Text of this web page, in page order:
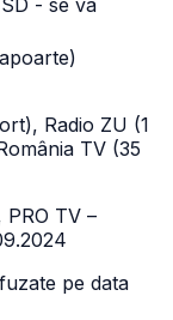
- se va
Radio ZU (1
TV (35
TV –
pe data